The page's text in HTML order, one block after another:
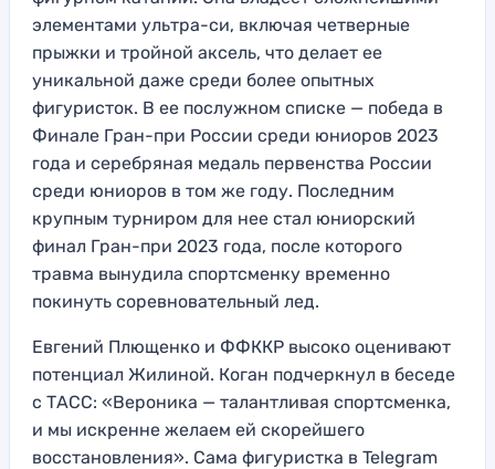
элементами ультра-си, включая четверные
прыжки и тройной аксель, что делает ее
уникальной даже среди более опытных
фигуристок. В ее послужном списке — победа в
Финале Гран-при России среди юниоров 2023
года и серебряная медаль первенства России
среди юниоров в том же году. Последним
крупным турниром для нее стал юниорский
финал Гран-при 2023 года, после которого
травма вынудила спортсменку временно
покинуть соревновательный лед.
Евгений Плющенко и ФФККР высоко оценивают
потенциал Жилиной. Коган подчеркнул в беседе
с ТАСС: «Вероника — талантливая спортсменка,
и мы искренне желаем ей скорейшего
восстановления». Сама фигуристка в Telegram